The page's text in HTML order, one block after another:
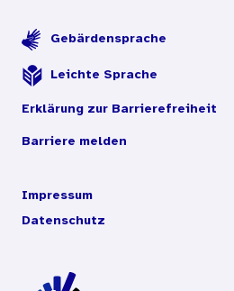
Gebärdensprache
Leichte Sprache
Erklärung zur Barrierefreiheit
Barriere melden
Impressum
Datenschutz